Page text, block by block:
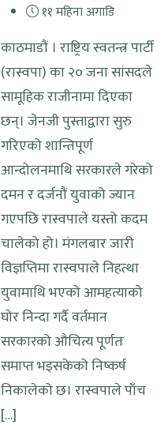
११ महिना अगाडि
काठमाडौं । राष्ट्रिय स्वतन्त्र पार्टी
(रास्वपा) का २० जना सांसदले
सामूहिक राजीनामा दिएका
छन्। जेनजी पुस्ताद्वारा सुरु
गरिएको शान्तिपूर्ण
आन्दोलनमाथि सरकारले गरेको
दमन र दर्जनौं युवाको ज्यान
गएपछि रास्वपाले यस्तो कदम
चालेको हो। मंगलबार जारी
विज्ञप्तिमा रास्वपाले निहत्था
युवामाथि भएको आमहत्याको
घोर निन्दा गर्दै वर्तमान
सरकारको औचित्य पूर्णतः
समाप्त भइसकेको निष्कर्ष
निकालेको छ। रास्वपाले पाँच
[…]